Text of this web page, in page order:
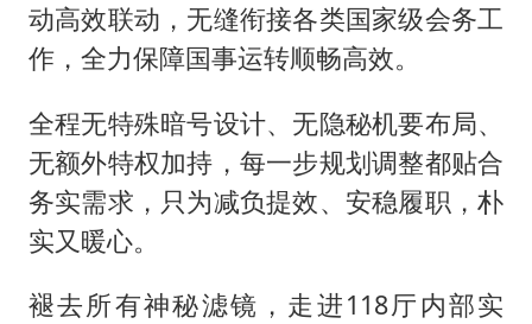
动高效联动，无缝衔接各类国家级会务工
作，全力保障国事运转顺畅高效。
全程无特殊暗号设计、无隐秘机要布局、
无额外特权加持，每一步规划调整都贴合
务实需求，只为减负提效、安稳履职，朴
实又暖心。
褪去所有神秘滤镜，走进118厅内部实